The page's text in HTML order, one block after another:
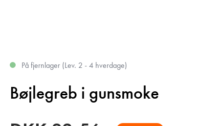
På fjernlager (Lev. 2 - 4 hverdage)
Bøjlegreb i gunsmoke